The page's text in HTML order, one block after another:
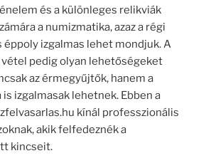
és a különleges relikviák
a numizmatika, azaz a régi
éppoly izgalmas lehet mondjuk. A
pedig olyan lehetőségeket
az érmegyűjtők, hanem a
izgalmasak lehetnek. Ebben a
kínál professzionális
akik felfedeznék a
kincseit.